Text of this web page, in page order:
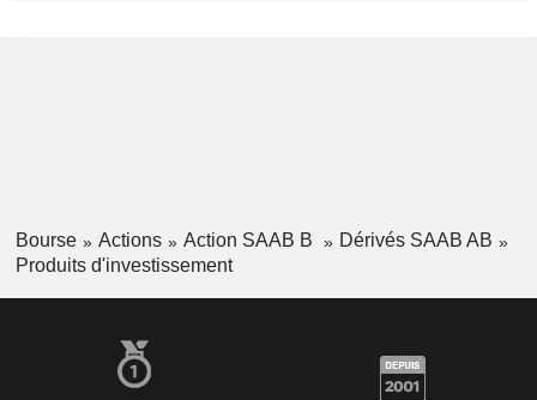
Bourse Actions Action SAAB B
Dérivés SAAB AB
Produits d'investissement